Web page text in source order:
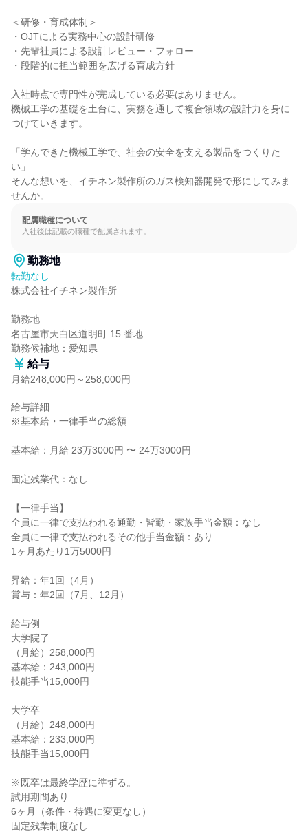
＜研修・育成体制＞
・OJTによる実務中心の設計研修
・先輩社員による設計レビュー・フォロー
・段階的に担当範囲を広げる育成方針
入社時点で専門性が完成している必要はありません。
機械工学の基礎を土台に、実務を通して複合領域の設計力を身に
つけていきます。
「学んできた機械工学で、社会の安全を支える製品をつくりた
い」
そんな想いを、イチネン製作所のガス検知器開発で形にしてみま
せんか。
配属職種について
入社後は記載の職種で配属されます。
勤務地
転勤なし
株式会社イチネン製作所
勤務地
名古屋市天白区道明町 15 番地
勤務候補地：愛知県
給与
月給248,000円～258,000円
給与詳細
※基本給・一律手当の総額
基本給：月給 23万3000円 〜 24万3000円
固定残業代：なし
【一律手当】
全員に一律で支払われる通勤・皆勤・家族手当金額：なし
全員に一律で支払われるその他手当金額：あり
1ヶ月あたり1万5000円
昇給：年1回（4月）
賞与：年2回（7月、12月）
給与例
大学院了
（月給）258,000円
基本給：243,000円
技能手当15,000円
大学卒
（月給）248,000円
基本給：233,000円
技能手当15,000円
※既卒は最終学歴に準ずる。
試用期間あり
6ヶ月（条件・待遇に変更なし）
固定残業制度なし